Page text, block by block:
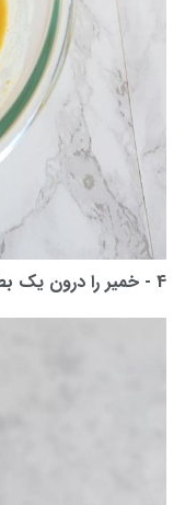
4 - خمیر را درون یک بطری سس گوجه فرنگی بریزید.